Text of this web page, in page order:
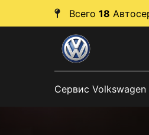
Всего 18
Сервис Volkswagen